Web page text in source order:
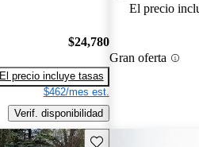
$24,780
El precio incluye tasas
$462/mes est.
Verif. disponibilidad
El precio
Gran oferta
Guarda este Aviso